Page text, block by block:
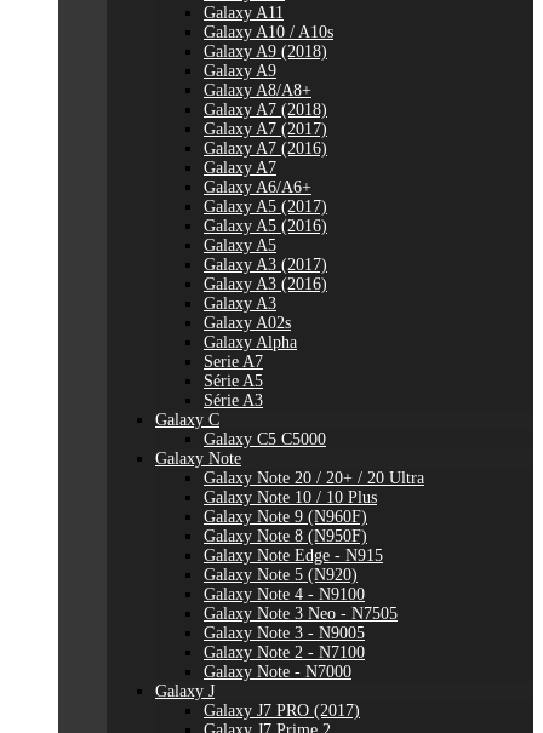
Galaxy A11
Galaxy A10 / A10s
Galaxy A9 (2018)
Galaxy A9
Galaxy A8/A8+
Galaxy A7 (2018)
Galaxy A7 (2017)
Galaxy A7 (2016)
Galaxy A7
Galaxy A6/A6+
Galaxy A5 (2017)
Galaxy A5 (2016)
Galaxy A5
Galaxy A3 (2017)
Galaxy A3 (2016)
Galaxy A3
Galaxy A02s
Galaxy Alpha
Serie A7
Série A5
Série A3
Galaxy C
Galaxy C5 C5000
Galaxy Note
Galaxy Note 20 / 20+ / 20 Ultra
Galaxy Note 10 / 10 Plus
Galaxy Note 9 (N960F)
Galaxy Note 8 (N950F)
Galaxy Note Edge - N915
Galaxy Note 5 (N920)
Galaxy Note 4 - N9100
Galaxy Note 3 Neo - N7505
Galaxy Note 3 - N9005
Galaxy Note 2 - N7100
Galaxy Note - N7000
Galaxy J
Galaxy J7 PRO (2017)